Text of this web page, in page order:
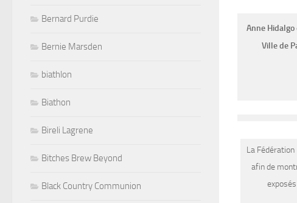
Anne
Ville de
La
afin de
Bernard Purdie
Bernie Marsden
biathlon
Biathon
Bireli Lagrene
Bitches Brew Beyond
Black Country Communion